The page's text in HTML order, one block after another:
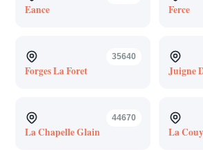
Eance Ferce
35640
Forges La Foret Juigne
44670
La Chapelle Glain La